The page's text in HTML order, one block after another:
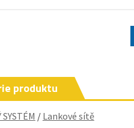
produktu
/ Lankové sítě